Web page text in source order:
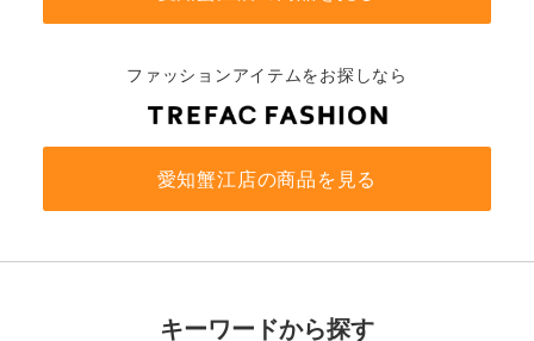
ファッションアイテムをお探しなら
愛知蟹江店の商品を見る
キーワードから探す